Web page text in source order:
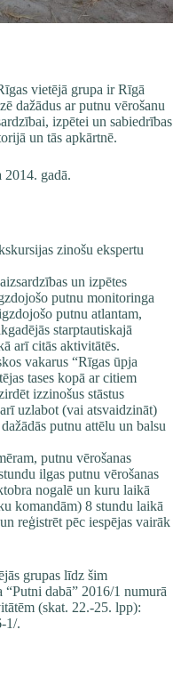
vietējā grupa ir Rīgā
dažādus ar putnu vērošanu
izpētei un sabiedrības
un tās apkārtnē.
gadā.
zinošu ekspertu
un izpētes
putnu monitoringa
putnu atlantam,
starptautiskajā
arī citās aktivitātēs.
vakarus “Rīgas ūpja
tases kopā ar citiem
izzinošus stāstus
uzlabot (vai atsvaidzināt)
putnu attēlu un balsu
putnu vērošanas
ilgas putnu vērošanas
nogalē un kuru laikā
komandām) 8 stundu laikā
reģistrēt pēc iespējas vairāk
grupas līdz šim
dabā” 2016/1 numurā
(skat. 22.-25. lpp):
1/.